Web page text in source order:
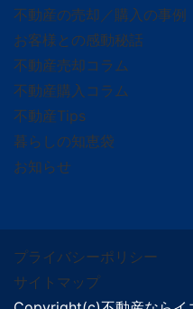
不動産の売却／購入の事例
お客様との感動秘話
不動産売却コラム
不動産購入コラム
不動産Tips
暮らしの知恵袋
お知らせ
プライバシーポリシー
サイトマップ